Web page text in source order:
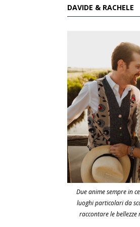
DAVIDE & RACHELE
Due anime sempre in
luoghi particolari da
raccontare le